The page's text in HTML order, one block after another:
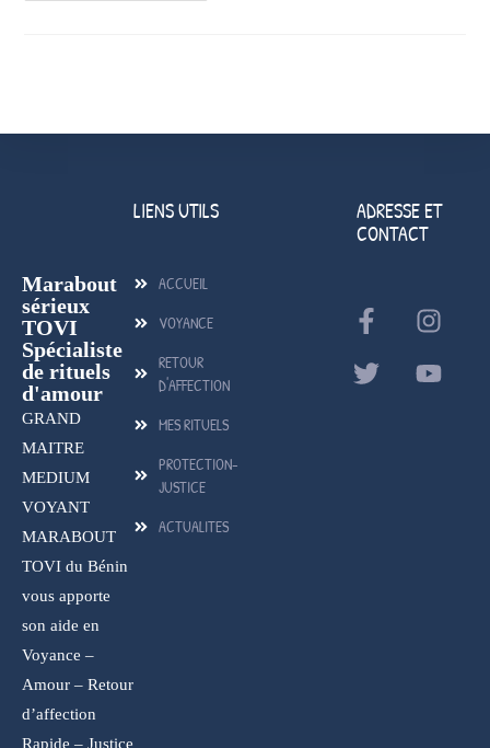
Marabout
sérieux
TOVI
Spécialiste
de rituels
d'amour
GRAND
MAITRE
MEDIUM
VOYANT
MARABOUT
TOVI du Bénin
vous apporte
son aide en
Voyance –
Amour – Retour
d’affection
Rapide – Justice
LIENS UTILS
ACCUEIL
VOYANCE
RETOUR
D'AFFECTION
MES RITUELS
PROTECTION-
JUSTICE
ACTUALITES
ADRESSE ET
CONTACT